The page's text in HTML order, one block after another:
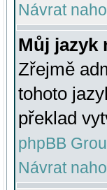
Návrat
Můj jazyk
Zřejmě
tohoto
překlad
phpBB
Návrat